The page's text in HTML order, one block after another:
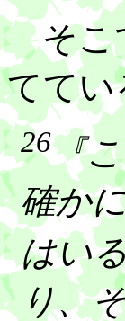
そこ
ててい
26『
確か
はい
り、